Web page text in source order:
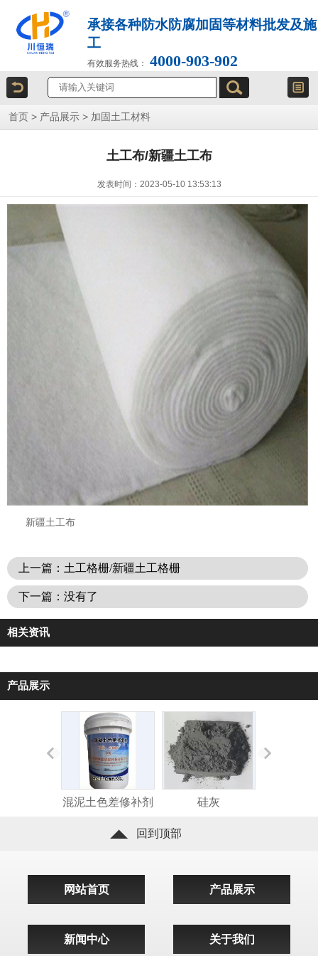
承接各种防水防腐加固等材料批发及施
工
有效服务热线： 4000-903-902
首页 > 产品展示 > 加固土工材料
土工布/新疆土工布
发表时间：2023-05-10 13:53:13
新疆土工布
上一篇：土工格栅/新疆土工格栅
下一篇：没有了
相关资讯
产品展示
混泥土色差修补剂 硅灰
回到顶部
网站首页 产品展示
新闻中心 关于我们